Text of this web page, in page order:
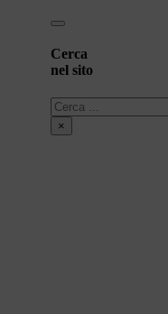
Cerca
nel sito
Cerca
×